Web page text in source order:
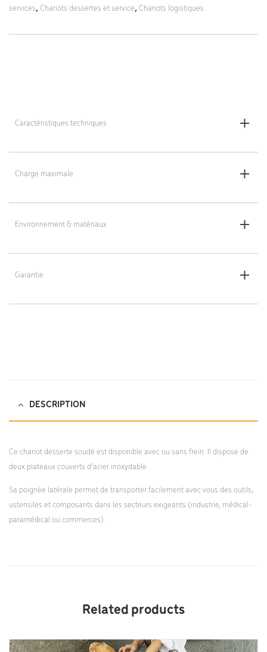
services, Chariots dessertes et service, Chariots logistiques
Caractéristiques techniques
Dimensions totales (L x l x h) : 1000 x 580 x 870 mm
Distance entre les plateaux : 450 mm
Charge maximale
Charge maximale : 200 kg
Environnement & matériaux
Matériau : structure acier, tôle en acier inoxydable
Garantie
Garantie 5 ans
DESCRIPTION
Ce chariot desserte soudé est disponible avec ou sans frein. Il dispose de
deux plateaux couverts d’acier inoxydable.
Sa poignée latérale permet de transporter facilement avec vous des outils,
ustensiles et composants dans les secteurs exigeants (industrie, médical-
paramédical ou commerces).
Related products